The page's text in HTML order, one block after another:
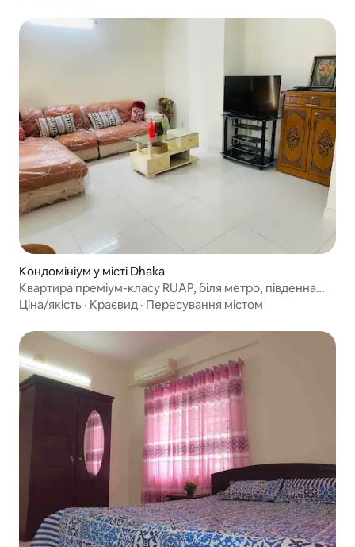
Кондомініум у місті Dhaka
Квартира преміум-класу RUAP, біля метро, південна
сторона
Ціна/якість · Краєвид · Пересування містом